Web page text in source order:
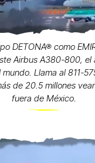
DETONA® como
Airbus A380-800, el
Llama al 811-
de 20.5 millones
fuera de México.